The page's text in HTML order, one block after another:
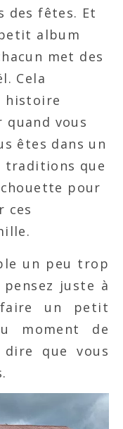
des fêtes. Et
album
met des
Cela
histoire
quand vous
êtes dans un
traditions que
pour
ces
un peu trop
juste à
un petit
moment de
que vous